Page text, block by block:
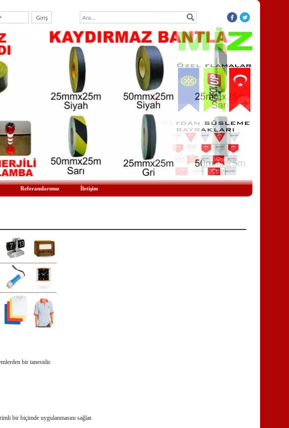
Referanslarımız İletişim
bir tanesidir.
bir biçimde uygulanmasını sağlar.